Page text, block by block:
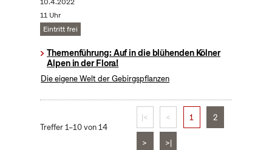
11 Uhr
Eintritt frei
Themenführung: Auf in die blühenden Kölner
Alpen in der Flora!
Die eigene Welt der Gebirgspflanzen
Treffer 1–10 von 14
|< < 1 2
> >|